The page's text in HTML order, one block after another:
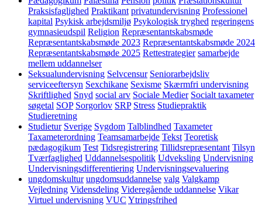
Praksisfaglighed Praktikant privatundervisning Professionel
kapital Psykisk arbejdsmiljø Psykologisk tryghed regeringens
gymnasieudspil Religion Repræsentantskabsmøde
Repræsentantskabsmøde 2023 Repræsentantskabsmøde 2024
Repræsentantskabsmøde 2025 Rettestrategier samarbejde
mellem uddannelser
Seksualundervisning Selvcensur Seniorarbejdsliv
serviceeftersyn Sexchikane Sexisme Skærmfri undervisning
Skriftlighed Snyd social arv Sociale Medier Socialt taxameter
søgetal SOP Sorgorlov SRP Stress Studiepraktik
Studieretning
Studietur Sverige Sygdom Talblindhed Taxameter
Taxameterordning Teamsamarbejde Tekst Teoretisk
pædagogikum Test Tidsregistrering Tillidsrepræsentant Tilsyn
Tværfaglighed Uddannelsespolitik Udveksling Undervisning
Undervisningsdifferentiering Undervisningsevaluering
ungdomskultur ungdomsuddannelse valg Valgkamp
Vejledning Vidensdeling Videregående uddannelse Vikar
Virtuel undervisning VUC Ytringsfrihed